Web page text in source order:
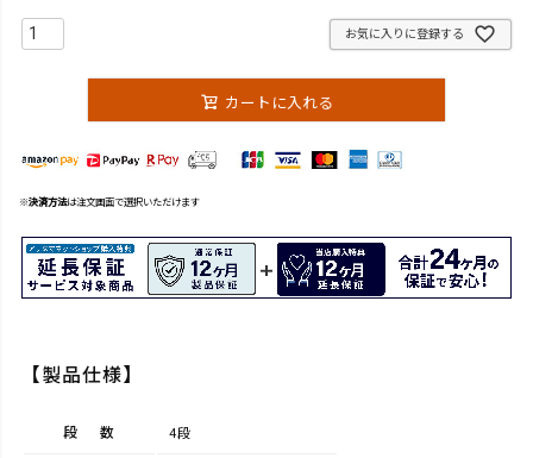
お気に入りに登録する
カートに入れる
※決済方法は注文画面で選択いただけます
【製品仕様】
段数 4段